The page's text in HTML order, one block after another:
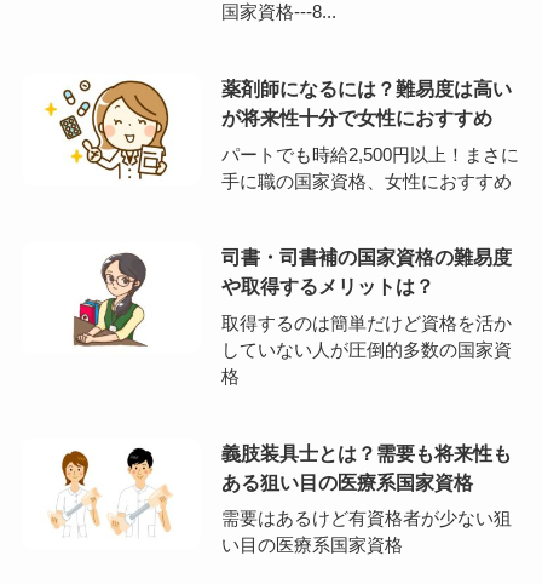
国家資格---8...
薬剤師になるには？難易度は高い
が将来性十分で女性におすすめ
パートでも時給2,500円以上！まさに
手に職の国家資格、女性におすすめ
司書・司書補の国家資格の難易度
や取得するメリットは？
取得するのは簡単だけど資格を活か
していない人が圧倒的多数の国家資
格
義肢装具士とは？需要も将来性も
ある狙い目の医療系国家資格
需要はあるけど有資格者が少ない狙
い目の医療系国家資格